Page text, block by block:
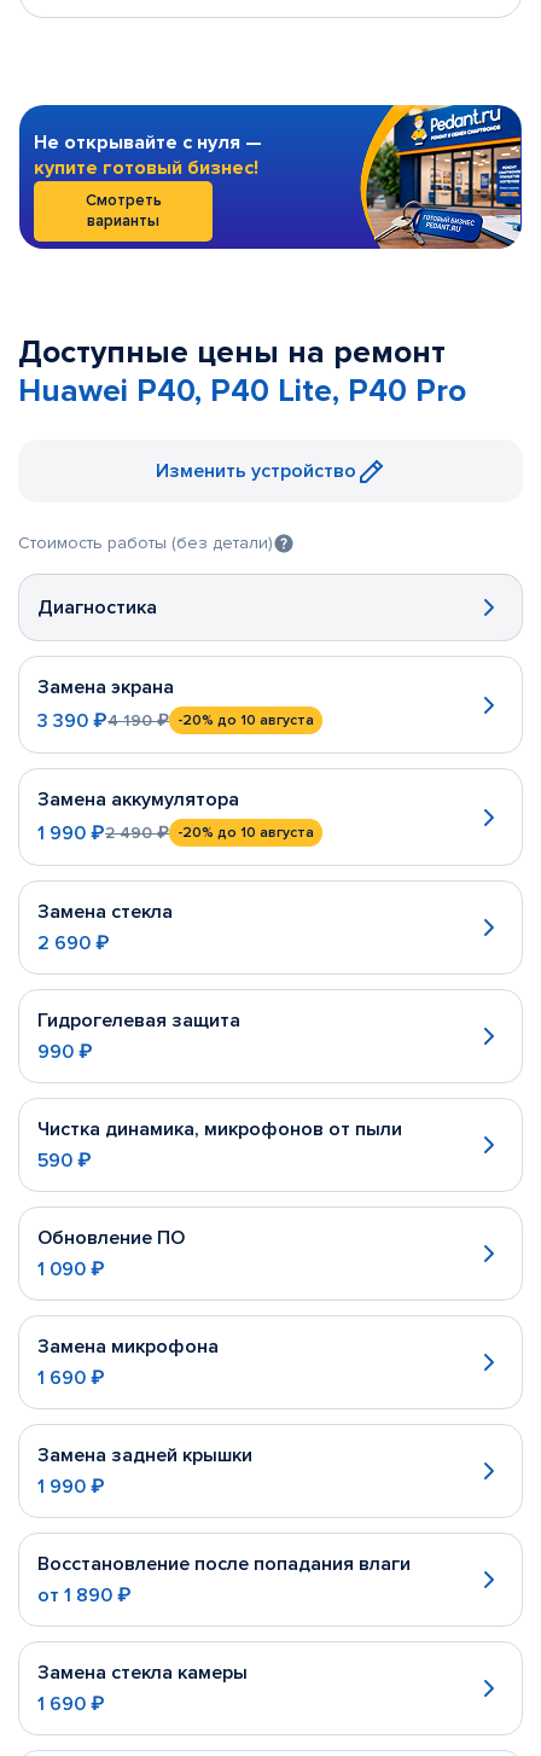
Не открывайте с нуля —
купите готовый бизнес!
Смотреть
варианты
Доступные цены на ремонт
Huawei P40, P40 Lite, P40 Pro
Изменить устройство
Стоимость работы (без детали)
Диагностика
Замена экрана
3 390 ₽4 190 ₽ -20% до 10 августа
Замена аккумулятора
1 990 ₽2 490 ₽ -20% до 10 августа
Замена стекла
2 690 ₽
Гидрогелевая защита
990 ₽
Чистка динамика, микрофонов от пыли
590 ₽
Обновление ПО
1 090 ₽
Замена микрофона
1 690 ₽
Замена задней крышки
1 990 ₽
Восстановление после попадания влаги
от 1 890 ₽
Замена стекла камеры
1 690 ₽